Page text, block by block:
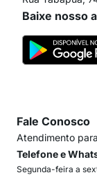
Baixe nosso
Fale Conosco
Atendimento
Telefone e
Segunda-feira a